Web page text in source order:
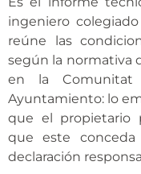
ingeniero
reúne las
según la normativa
en la Comunitat
Ayuntamiento: lo
que el propietario
que este
declaración